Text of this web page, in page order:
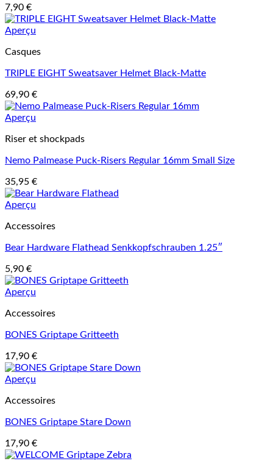
7,90 €
Aperçu
Casques
TRIPLE EIGHT Sweatsaver Helmet Black-Matte
69,90 €
Aperçu
Riser et shockpads
Nemo Palmease Puck-Risers Regular 16mm Small Size
35,95 €
Aperçu
Accessoires
Bear Hardware Flathead Senkkopfschrauben 1.25″
5,90 €
Aperçu
Accessoires
BONES Griptape Gritteeth
17,90 €
Aperçu
Accessoires
BONES Griptape Stare Down
17,90 €